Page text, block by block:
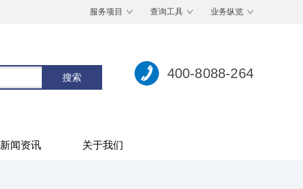
服务项目 查询工具 业务纵览
400-8088-264
新闻资讯 关于我们